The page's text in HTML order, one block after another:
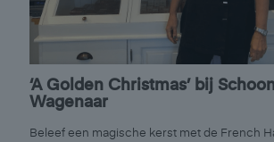
‘A Golden Christmas’ bij
Wagenaar
Beleef een magische kerst met de French